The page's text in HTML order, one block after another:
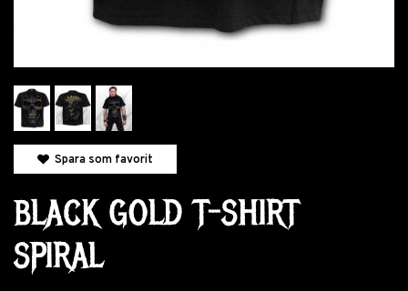
Spara som favorit
BLACK GOLD T-SHIRT
SPIRAL